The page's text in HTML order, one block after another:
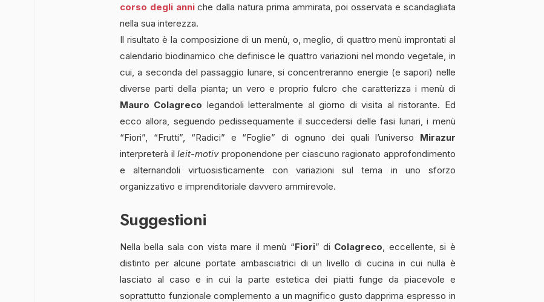
corso degli anniche dalla natura prima ammirata, poi osservata e scandagliata
nella sua interezza.
Il risultato è la composizione di un menù, o, meglio, di quattro menù improntati al
calendario biodinamico che definisce le quattro variazioni nel mondo vegetale, in
cui, a seconda del passaggio lunare, si concentreranno energie (e sapori) nelle
diverse parti della pianta; un vero e proprio fulcro che caratterizza i menù di
Mauro Colagreco legandoli letteralmente al giorno di visita al ristorante. Ed
ecco allora, seguendo pedissequamente il succedersi delle fasi lunari, i menù
“Fiori”, “Frutti”, “Radici” e “Foglie” di ognuno dei quali l’universo Mirazur
interpreterà illeit-motiv proponendone per ciascuno ragionato approfondimento
e alternandoli virtuosisticamente con variazioni sul tema in uno sforzo
organizzativo e imprenditoriale davvero ammirevole.
Suggestioni
Nella bella sala con vista mare il menù “Fiori” di Colagreco , eccellente, si è
distinto per alcune portate ambasciatrici di un livello di cucina in cui nulla è
lasciato al caso e in cui la parte estetica dei piatti funge da piacevole e
soprattutto funzionale complemento a un magnifico gusto dapprima espresso in